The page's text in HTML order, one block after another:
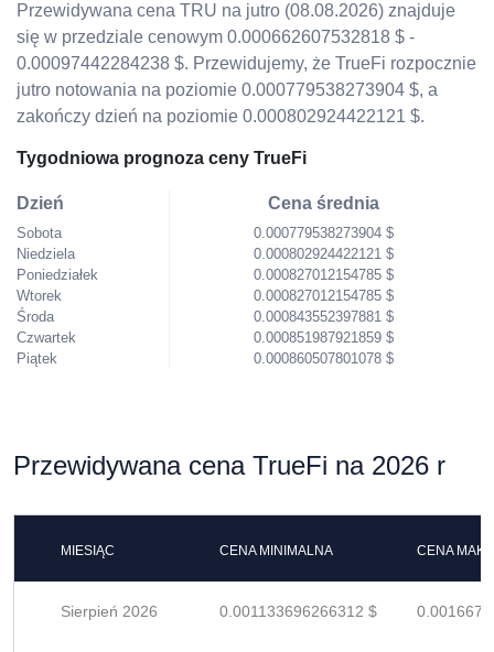
Przewidywana cena TRU na jutro (08.08.2026) znajduje
się w przedziale cenowym 0.000662607532818 $ -
0.00097442284238 $. Przewidujemy, że TrueFi rozpocznie
jutro notowania na poziomie 0.000779538273904 $, a
zakończy dzień na poziomie 0.000802924422121 $.
Tygodniowa prognoza ceny TrueFi
Dzień
Sobota
Niedziela
Poniedziałek
Wtorek
Środa
Czwartek
Piątek
Cena średnia
0.000779538273904 $
0.000802924422121 $
0.000827012154785 $
0.000827012154785 $
0.000843552397881 $
0.000851987921859 $
0.000860507801078 $
Przewidywana cena TrueFi na 2026 r
MIESIĄC CENA MINIMALNA CENA
Sierpień 2026 0.001133696266312 $